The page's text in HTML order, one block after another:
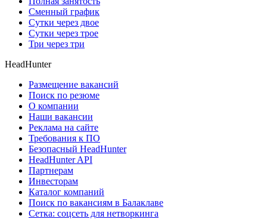
Сменный график
Сутки через двое
Сутки через трое
Три через три
HeadHunter
Размещение вакансий
Поиск по резюме
О компании
Наши вакансии
Реклама на сайте
Требования к ПО
Безопасный HeadHunter
HeadHunter API
Партнерам
Инвесторам
Каталог компаний
Поиск по вакансиям в Балаклаве
Сетка: соцсеть для нетворкинга